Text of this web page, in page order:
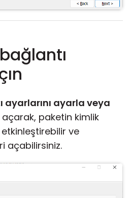
ayarla veya
paketin kimlik
ve
açabilirsiniz.